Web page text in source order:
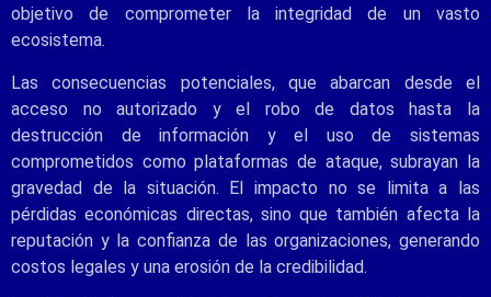
objetivo de comprometer la integridad de un vasto
ecosistema.
Las consecuencias potenciales, que abarcan desde el
acceso no autorizado y el robo de datos hasta la
destrucción de información y el uso de sistemas
comprometidos como plataformas de ataque, subrayan la
gravedad de la situación. El impacto no se limita a las
pérdidas económicas directas, sino que también afecta la
reputación y la confianza de las organizaciones, generando
costos legales y una erosión de la credibilidad.